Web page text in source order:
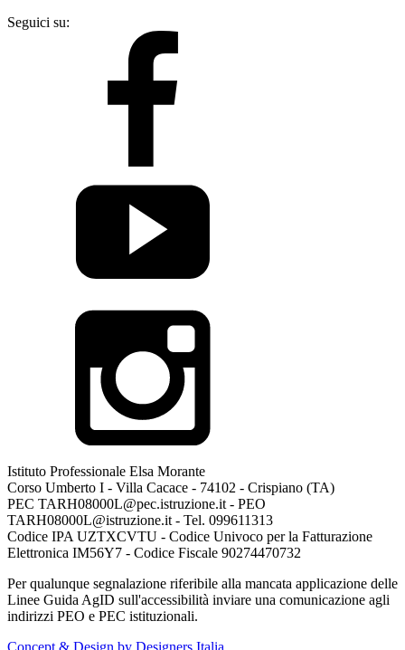
Seguici su:
Istituto Professionale Elsa Morante
Corso Umberto I - Villa Cacace - 74102 - Crispiano (TA)
PEC TARH08000L@pec.istruzione.it - PEO
TARH08000L@istruzione.it - Tel. 099611313
Codice IPA UZTXCVTU - Codice Univoco per la Fatturazione
Elettronica IM56Y7 - Codice Fiscale 90274470732
Per qualunque segnalazione riferibile alla mancata applicazione delle
Linee Guida AgID sull'accessibilità inviare una comunicazione agli
indirizzi PEO e PEC istituzionali.
Concept & Design by Designers Italia